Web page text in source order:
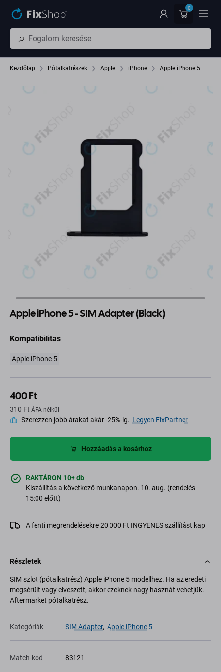
0
Kezdőlap Pótalkatrészek Apple iPhone Apple iPhone 5
Apple iPhone 5 - SIM Adapter (Black)
Kompatibilitás
Apple iPhone 5
400 Ft
310 Ft ÁFA nélkül
Szerezzen jobb árakat akár -25%-ig. Legyen FixPartner
Hozzáadás a kosárhoz
RAKTÁRON 10+ db
Kiszállítás a következő munkanapon. 10. aug. (rendelés
15:00 előtt)
A fenti megrendelésekre 20 000 Ft INGYENES szállítást kap
Részletek
SIM szlot (pótalkatrész) Apple iPhone 5 modellhez. Ha az eredeti
megsérült vagy elveszett, akkor ezeknek nagy hasznát vehetjük.
Aftermarket pótalkatrész.
Kategóriák SIM Adapter, Apple iPhone 5
Match-kód 83121